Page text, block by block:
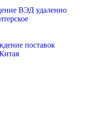
ВЭД удаленно
поставок